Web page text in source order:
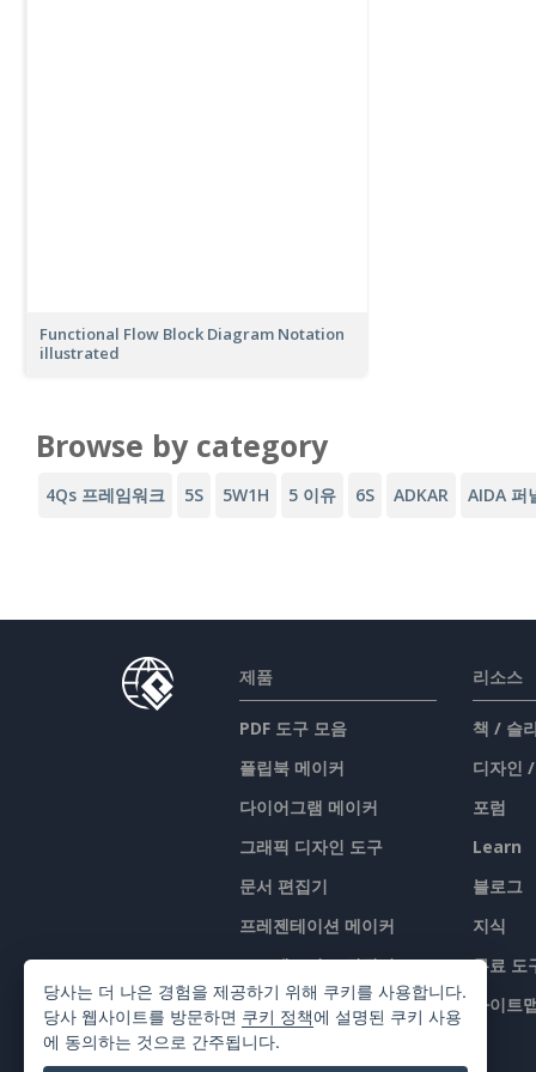
Functional Flow Block Diagram Notation
illustrated
Browse by category
4Qs 프레임워크 5S 5W1H 5 이유 6S ADKAR AIDA 퍼
제품
PDF 도구 모음
플립북 메이커
다이어그램 메이커
그래픽 디자인 도구
문서 편집기
프레젠테이션 메이커
스프레드시트 편집기
가격 책정
리소스
책 / 슬
디자인
포럼
Learn
블로그
지식
무료 도
사이트
당사는 더 나은 경험을 제공하기 위해 쿠키를 사용합니다.
당사 웹사이트를 방문하면 쿠키 정책에 설명된 쿠키 사용
에 동의하는 것으로 간주됩니다.